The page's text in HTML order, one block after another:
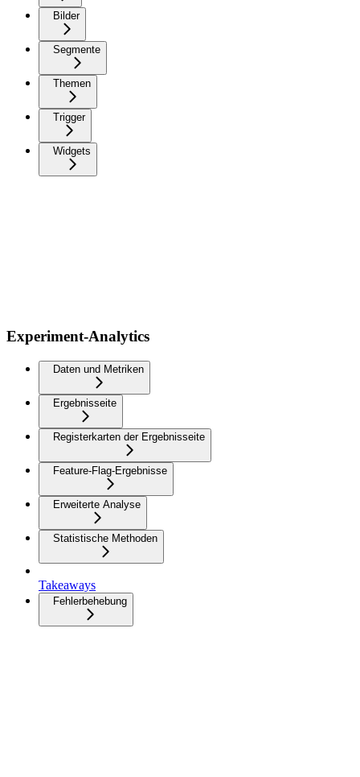
Bilder
Segmente
Themen
Trigger
Widgets
Experiment-Analytics
Daten und Metriken
Ergebnisseite
Registerkarten der Ergebnisseite
Feature-Flag-Ergebnisse
Erweiterte Analyse
Statistische Methoden
Takeaways
Fehlerbehebung